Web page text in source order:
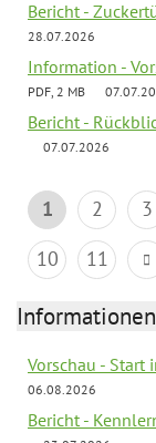
Bericht -
28.07.2026
Information -
PDF, 2 MB
Bericht -
07.07.2026
1 2 3
10
11
Vorschau - Start
06.08.2026
Bericht -